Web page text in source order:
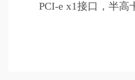
PCI-e x1接口，半高